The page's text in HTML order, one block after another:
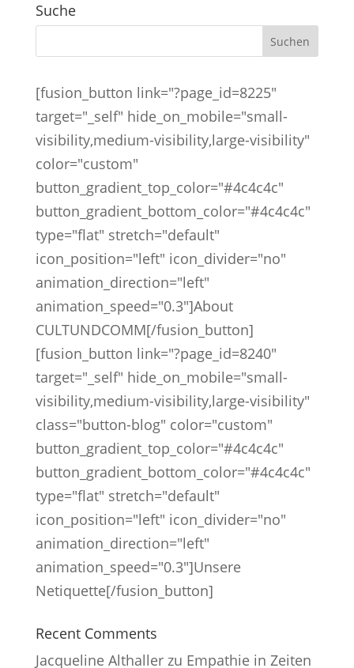
Suche
[fusion_button link="?page_id=8225"
target="_self" hide_on_mobile="small-
visibility,medium-visibility,large-visibility"
color="custom"
button_gradient_top_color="#4c4c4c"
button_gradient_bottom_color="#4c4c4c"
type="flat" stretch="default"
icon_position="left" icon_divider="no"
animation_direction="left"
animation_speed="0.3"]About
CULTUNDCOMM[/fusion_button]
[fusion_button link="?page_id=8240"
target="_self" hide_on_mobile="small-
visibility,medium-visibility,large-visibility"
class="button-blog" color="custom"
button_gradient_top_color="#4c4c4c"
button_gradient_bottom_color="#4c4c4c"
type="flat" stretch="default"
icon_position="left" icon_divider="no"
animation_direction="left"
animation_speed="0.3"]Unsere
Netiquette[/fusion_button]
Recent Comments
Jacqueline Althallerzu Empathie in Zeiten